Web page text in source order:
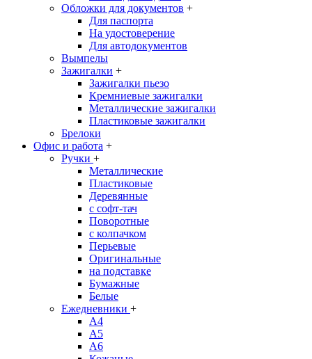
Обложки для документов +
Для паспорта
На удостоверение
Для автодокументов
Вымпелы
Зажигалки +
Зажигалки пьезо
Кремниевые зажигалки
Металлические зажигалки
Пластиковые зажигалки
Брелоки
Офис и работа +
Ручки +
Металлические
Пластиковые
Деревянные
с софт-тач
Поворотные
с колпачком
Перьевые
Оригинальные
на подставке
Бумажные
Белые
Ежедневники +
A4
A5
A6